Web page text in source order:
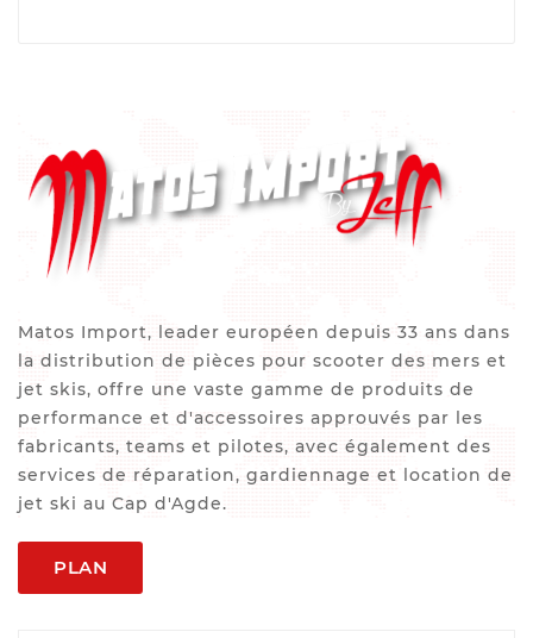
Matos Import, leader européen depuis 33 ans dans
la distribution de pièces pour scooter des mers et
jet skis, offre une vaste gamme de produits de
performance et d'accessoires approuvés par les
fabricants, teams et pilotes, avec également des
services de réparation, gardiennage et location de
jet ski au Cap d'Agde.
PLAN